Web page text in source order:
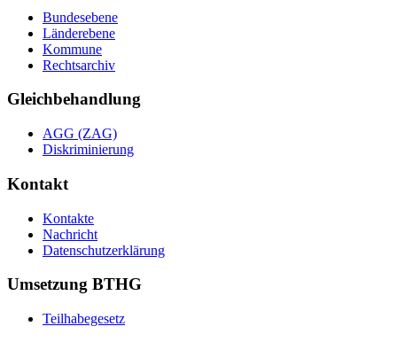
Bundesebene
Länderebene
Kommune
Rechtsarchiv
Gleichbehandlung
AGG (ZAG)
Diskriminierung
Kontakt
Kontakte
Nachricht
Datenschutzerklärung
Umsetzung BTHG
Teilhabegesetz